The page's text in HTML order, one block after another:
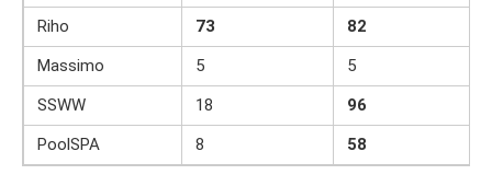
Riho 73
82
Massimo
5
5
SSWW
18
96
PoolSPA
8 58